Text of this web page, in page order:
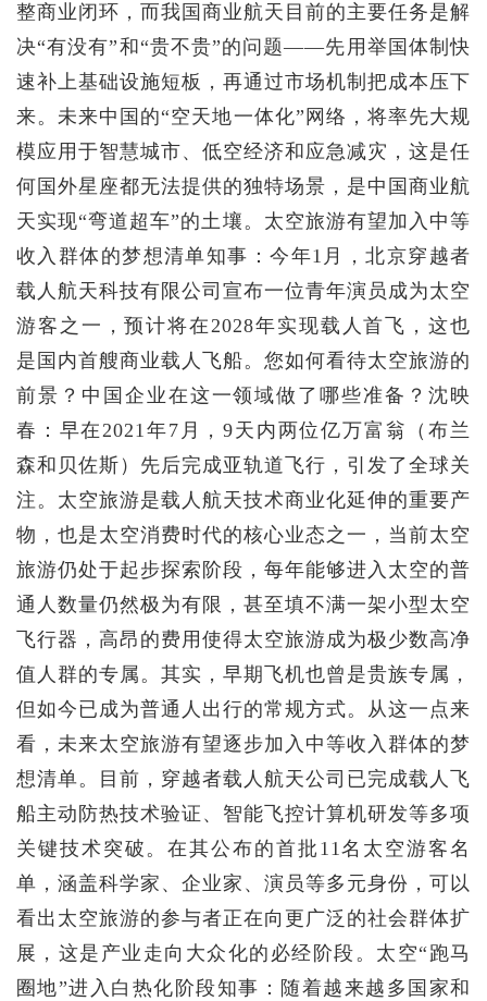
整商业闭环，而我国商业航天目前的主要任务是解
决“有没有”和“贵不贵”的问题——先用举国体制快
速补上基础设施短板，再通过市场机制把成本压下
来。未来中国的“空天地一体化”网络，将率先大规
模应用于智慧城市、低空经济和应急减灾，这是任
何国外星座都无法提供的独特场景，是中国商业航
天实现“弯道超车”的土壤。太空旅游有望加入中等
收入群体的梦想清单知事：今年1月，北京穿越者
载人航天科技有限公司宣布一位青年演员成为太空
游客之一，预计将在2028年实现载人首飞，这也
是国内首艘商业载人飞船。您如何看待太空旅游的
前景？中国企业在这一领域做了哪些准备？沈映
春：早在2021年7月，9天内两位亿万富翁（布兰
森和贝佐斯）先后完成亚轨道飞行，引发了全球关
注。太空旅游是载人航天技术商业化延伸的重要产
物，也是太空消费时代的核心业态之一，当前太空
旅游仍处于起步探索阶段，每年能够进入太空的普
通人数量仍然极为有限，甚至填不满一架小型太空
飞行器，高昂的费用使得太空旅游成为极少数高净
值人群的专属。其实，早期飞机也曾是贵族专属，
但如今已成为普通人出行的常规方式。从这一点来
看，未来太空旅游有望逐步加入中等收入群体的梦
想清单。目前，穿越者载人航天公司已完成载人飞
船主动防热技术验证、智能飞控计算机研发等多项
关键技术突破。在其公布的首批11名太空游客名
单，涵盖科学家、企业家、演员等多元身份，可以
看出太空旅游的参与者正在向更广泛的社会群体扩
展，这是产业走向大众化的必经阶段。太空“跑马
圈地”进入白热化阶段知事：随着越来越多国家和